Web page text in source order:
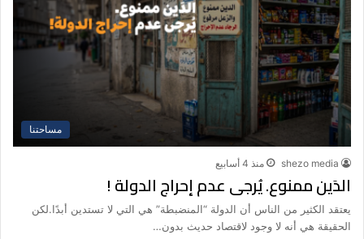
مساحتنا
shezo media منذ 4 أسابيع
الدَين ممنوع. يُرجى عدم إحراج الدولة !
يعتقد الكثير من الناس أن الدولة “المنضبطة” هي التي لا تستدين أبدًا.لكن
الحقيقة هي أنه لا وجود لاقتصاد حديث بدون…